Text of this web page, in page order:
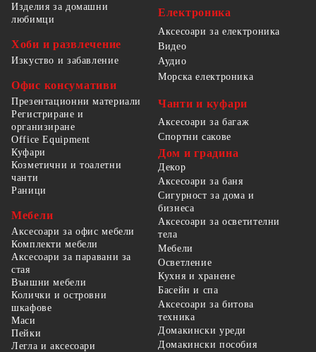
Изделия за домашни
любимци
Хоби и развлечение
Изкуство и забавление
Офис консумативи
Презентационни материали
Регистриране и
организиране
Office Equipment
Електроника
Аксесоари за електроника
Видео
Аудио
Морска електроника
Чанти и куфари
Аксесоари за багаж
Спортни сакове
Куфари
Козметични и тоалетни
чанти
Раници
Мебели
Аксесоари за офис мебели
Комплекти мебели
Аксесоари за паравани за
стая
Външни мебели
Колички и островни
шкафове
Маси
Пейки
Легла и аксесоари
Дом и градина
Декор
Аксесоари за баня
Сигурност за дома и
бизнеса
Аксесоари за осветителни
тела
Мебели
Осветление
Кухня и хранене
Басейн и спа
Аксесоари за битова
техника
Домакински уреди
Домакински пособия